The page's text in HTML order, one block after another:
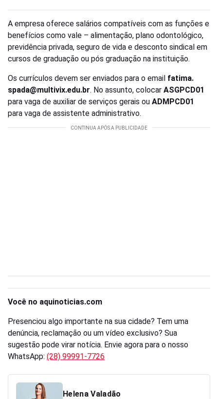
A empresa oferece salários compatíveis com as funções e
benefícios como vale – alimentação, plano odontológico,
previdência privada, seguro de vida e desconto sindical em
cursos de graduação ou pós graduação na instituição.
Os currículos devem ser enviados para o email fatima.
spada@multivix.edu.br. No assunto, colocar ASGPCD01
para vaga de auxiliar de serviços gerais ou ADMPCD01
para vaga de assistente administrativo.
Você no aquinoticias.com
Presenciou algo importante na sua cidade? Tem uma
denúncia, reclamação ou um vídeo exclusivo? Sua
sugestão pode virar notícia. Envie agora para o nosso
WhatsApp: (28) 99991-7726
Helena Valadão